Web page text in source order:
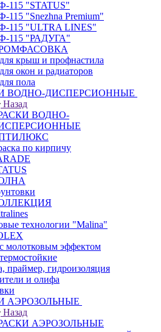
115 "STATUS"
115 "Snezhna Premium"
115 "ULTRA LINES"
115 "РАДУГА"
крыш и профнастила
окон и радиаторов
пола
ВОДНО-ДИСПЕРСИОННЫЕ
Назад
ВОДНО-
по кирпичу
технологии "Malina"
молотковым эффектом
праймер, гидроизоляция
и олифа
АЭРОЗОЛЬНЫЕ
Назад
АЭРОЗОЛЬНЫЕ